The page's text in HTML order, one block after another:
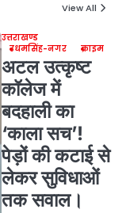
View All
उत्तराखण्ड
उधमसिंह-नगर
क्राइम
अटल उत्कृष्ट
कॉलेज में
बदहाली का
‘काला सच’!
पेड़ों की कटाई से
लेकर सुविधाओं
तक सवाल।